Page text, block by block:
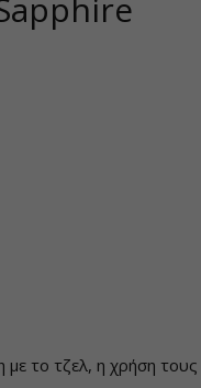
το τζελ, η χρήση τους